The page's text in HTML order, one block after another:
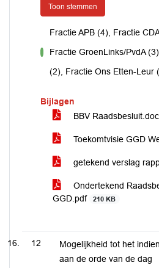
Toon stemmen
Fractie APB (4), Fractie
Fractie GroenLinks/PvdA
(2), Fractie Ons Etten-Leur
Bijlagen
BBV
Toekomtvisie GGD
getekend verslag
Ondertekend
GGD.pdf
210 KB
12
Mogelijkheid tot het
aan de orde van de dag